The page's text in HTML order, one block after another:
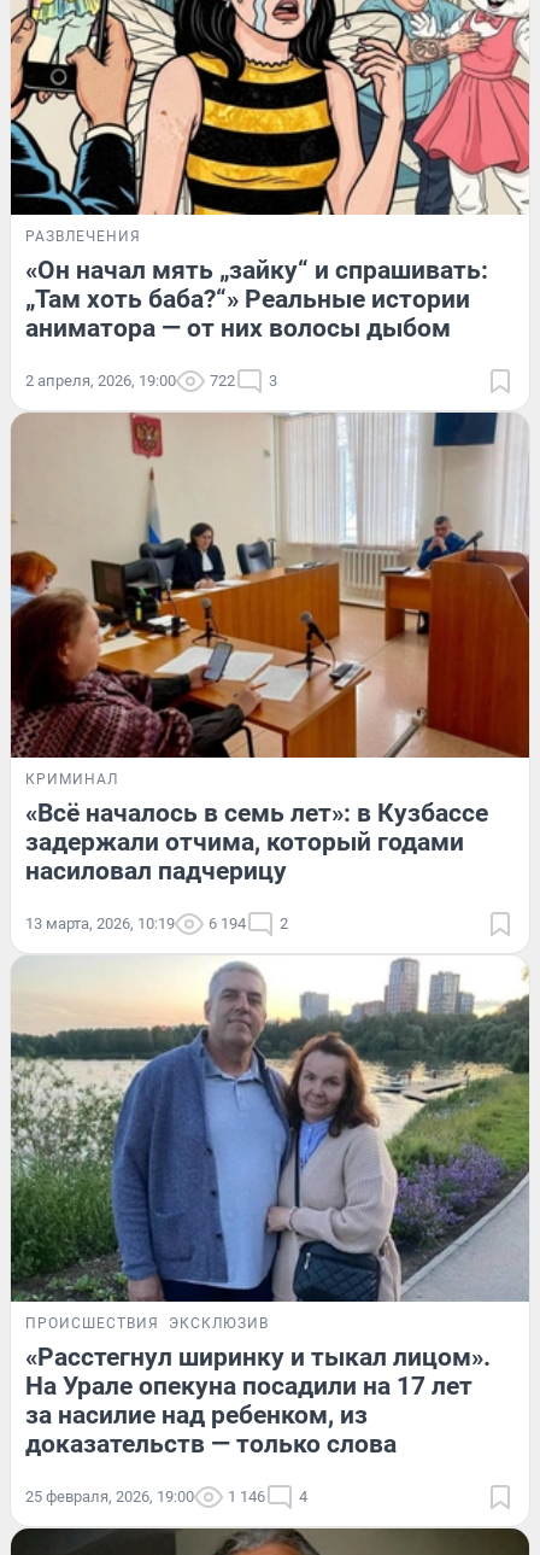
РАЗВЛЕЧЕНИЯ
«Он начал мять „зайку“ и спрашивать:
„Там хоть баба?“» Реальные истории
аниматора — от них волосы дыбом
2 апреля, 2026, 19:00 722 3
КРИМИНАЛ
«Всё началось в семь лет»: в Кузбассе
задержали отчима, который годами
насиловал падчерицу
13 марта, 2026, 10:19 6 194 2
ПРОИСШЕСТВИЯ ЭКСКЛЮЗИВ
«Расстегнул ширинку и тыкал лицом».
На Урале опекуна посадили на 17 лет
за насилие над ребенком, из
доказательств — только слова
25 февраля, 2026, 19:00 1 146 4